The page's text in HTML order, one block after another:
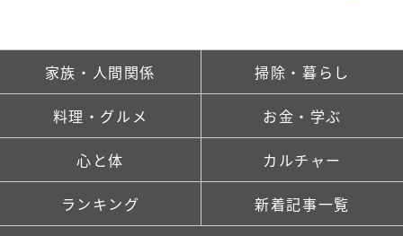
家族・人間関係 掃除・暮らし
料理・グルメ お金・学ぶ
心と体 カルチャー
ランキング 新着記事一覧